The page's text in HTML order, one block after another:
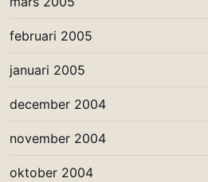
februari 2005
januari 2005
december 2004
november 2004
oktober 2004